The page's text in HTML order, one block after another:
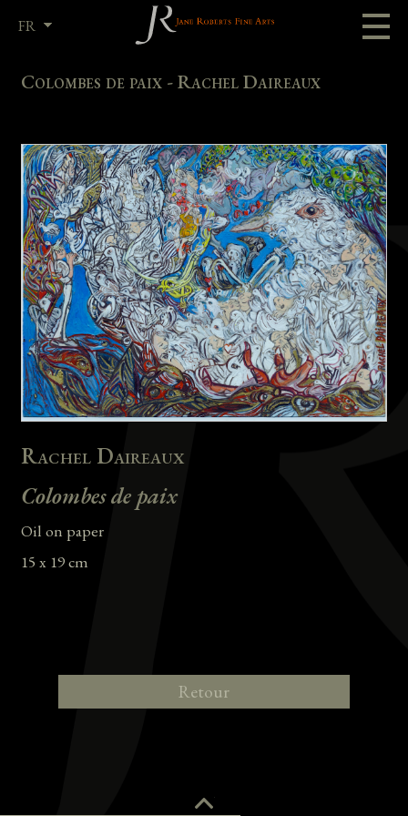
FR
Colombes de paix - Rachel Daireaux
Rachel Daireaux
Colombes de paix
Oil on paper
15 x 19 cm
Retour